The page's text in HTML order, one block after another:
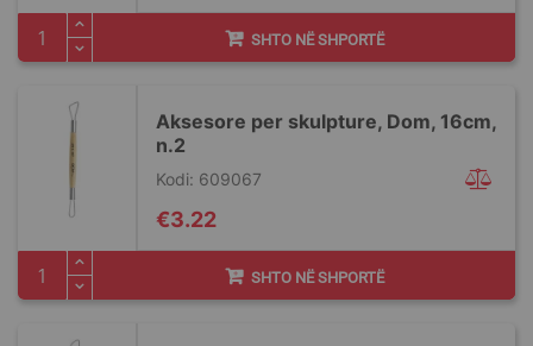
SHTO NË SHPORTË
Aksesore per skulpture, Dom, 16cm,
n.2
Kodi: 609067
€3.22
SHTO NË SHPORTË